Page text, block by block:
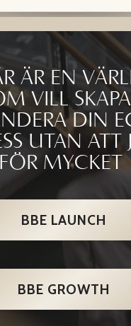
ÄR EN
VILL
DIN
UTAN ATT
FÖR MYCKET
BBE LAUNCH
BBE GROWTH